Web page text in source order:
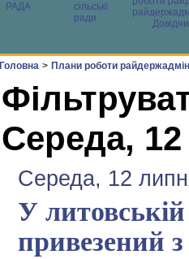
РАДА
сільські
ради
Головна > Плани роботи
Середа,
Середа, 12
У
привезений